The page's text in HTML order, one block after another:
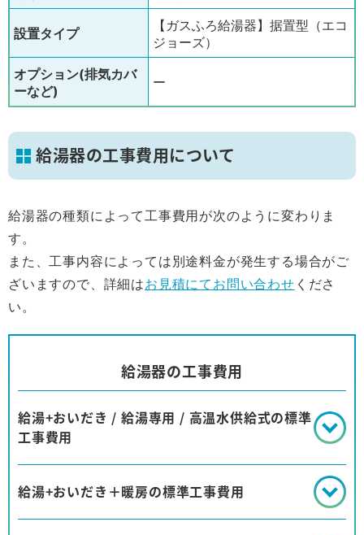
設置タイプ
【ガスふろ給湯器】据置型（エコ
ジョーズ）
オプション(排気カバ
ーなど)
ー
給湯器の工事費用について
給湯器の種類によって工事費用が次のように変わりま
す。
また、工事内容によっては別途料金が発生する場合がご
ざいますので、詳細はお見積にてお問い合わせ くださ
い。
給湯器の工事費用
給湯+おいだき / 給湯専用 / 高温水供給式の標準
工事費用
給湯+おいだき＋暖房の標準工事費用